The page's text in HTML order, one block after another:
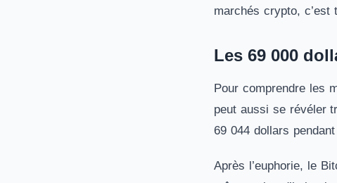
marchés crypto,
Les 69 000
Pour comprendre les
peut aussi se révéler
69 044 dollars
Après l’euphorie, le